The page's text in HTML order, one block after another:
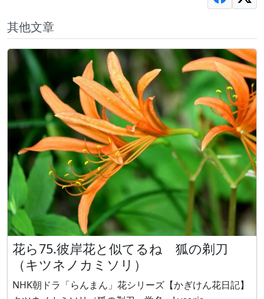
其他文章
花ら75.彼岸花と似てるね 狐の剃刀
（キツネノカミソリ）
NHK朝ドラ「らんまん」花シリーズ【かぎけん花日記】